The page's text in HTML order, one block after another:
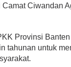
i
G
P
K
Ciwandan
Provinsi
tahunan untuk